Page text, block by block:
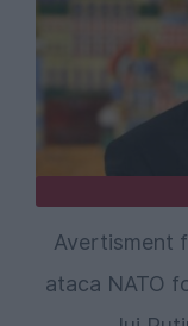
Avertisment
ataca NATO